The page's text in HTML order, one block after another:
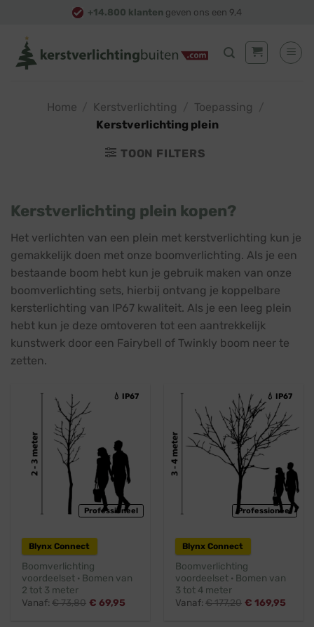
content
+14.800 klanten geven ons een 9,4
Home Kerstverlichting Toepassing
Kerstverlichting plein
TOON FILTERS
Kerstverlichting plein kopen?
Het verlichten van een plein met kerstverlichting kun je
gemakkelijk doen met onze boomverlichting. Als je een
bestaande boom hebt kun je gebruik maken van onze
boomverlichting sets, hierbij ontvang je koppelbare
kersterlichting van IP67 kwaliteit. Als je een leeg plein
hebt kun je deze omtoveren tot een aantrekkelijk
kunstwerk door een Fairybell of Twinkly boom neer te
zetten.
💧 IP67
Professioneel
Blynx Connect
Boomverlichting
voordeelset · Bomen van
2 tot 3 meter
Vanaf:€73,80 € 69,95
💧 IP67
Professioneel
Blynx Connect
Boomverlichting
voordeelset · Bomen van
3 tot 4 meter
Vanaf:€177,20 € 169,95